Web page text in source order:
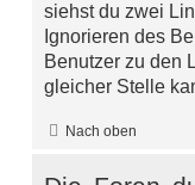
siehst du zwei
Ignorieren des
Benutzer zu den
gleicher Stelle
Nach oben